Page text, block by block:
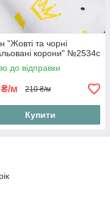
"Жовті та чорні
корони" №2534с
до відправки
₴/м 210 ₴/м
Купити